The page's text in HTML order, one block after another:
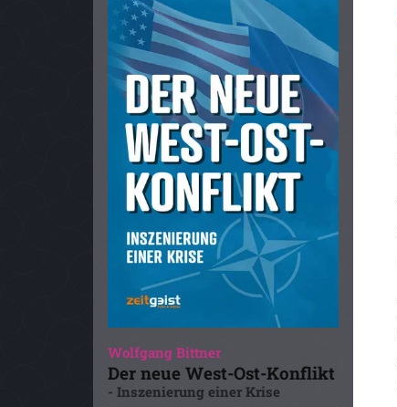
Wolfgang Bittner
Der neue West-Ost-Konflikt
- Inszenierung einer Krise